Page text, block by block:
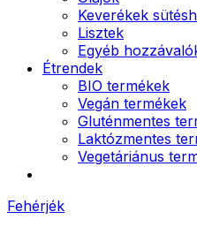
Keverékek
Lisztek
Egyéb
Étrendek
BIO termékek
Vegán termékek
Gluténmentes
Laktózmentes
Vegetáriánus
Fehérjék